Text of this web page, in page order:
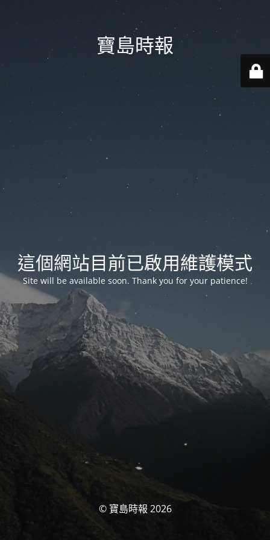
寶島時報
這個網站目前已啟用維護模式
Site will be available soon. Thank you for your patience!
© 寶島時報 2026